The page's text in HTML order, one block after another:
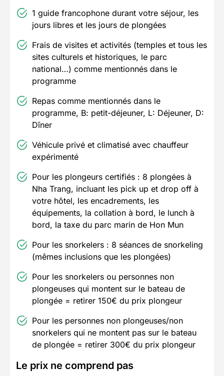
1 guide francophone durant votre séjour, les
jours libres et les jours de plongées
Frais de visites et activités (temples et tous les
sites culturels et historiques, le parc
national…) comme mentionnés dans le
programme
Repas comme mentionnés dans le
programme, B: petit-déjeuner, L: Déjeuner, D:
Dîner
Véhicule privé et climatisé avec chauffeur
expérimenté
Pour les plongeurs certifiés : 8 plongées à
Nha Trang, incluant les pick up et drop off à
votre hôtel, les encadrements, les
équipements, la collation à bord, le lunch à
bord, la taxe du parc marin de Hon Mun
Pour les snorkelers : 8 séances de snorkeling
(mêmes inclusions que les plongées)
Pour les snorkelers ou personnes non
plongeuses qui montent sur le bateau de
plongée = retirer 150€ du prix plongeur
Pour les personnes non plongeuses/non
snorkelers qui ne montent pas sur le bateau
de plongée = retirer 300€ du prix plongeur
Le prix ne comprend pas